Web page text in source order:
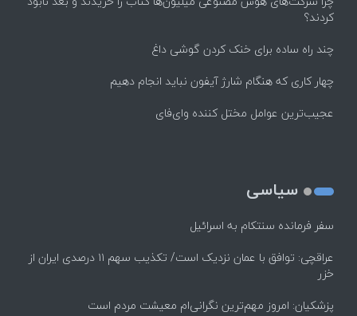
کردند؟
چند راه‌ ساده برای خنک کردن گوشی داغ
چهار کاری که هنگام شارژ آیفون نباید انجام دهیم
عجیب‌ترین عوامل مختل کننده وای‌فای
سیاسی
سفر فرمانده سنتکام به اسرائیل
عراقچی: توافق با عمان نزدیک است/ تکذیب سهم ۱۱ درصدی ایران از
خزر
پزشکیان: امروز مهم‌ترین نگرانی‌ام معیشت مردم است